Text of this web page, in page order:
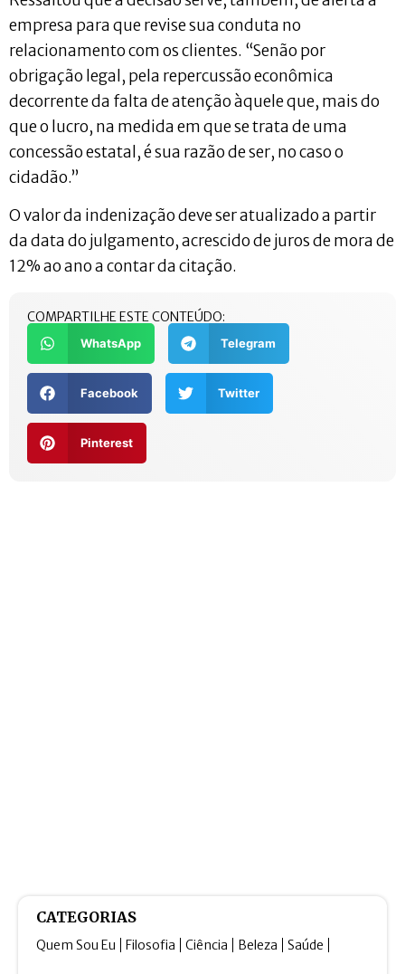
empresa para que revise sua conduta no
relacionamento com os clientes. “Senão por
obrigação legal, pela repercussão econômica
decorrente da falta de atenção àquele que, mais do
que o lucro, na medida em que se trata de uma
concessão estatal, é sua razão de ser, no caso o
cidadão.”
O valor da indenização deve ser atualizado a partir
da data do julgamento, acrescido de juros de mora de
12% ao ano a contar da citação.
COMPARTILHE ESTE CONTEÚDO:
WhatsApp Telegram
Facebook Twitter
Pinterest
CATEGORIAS
Quem Sou Eu Filosofia Ciência Beleza Saúde